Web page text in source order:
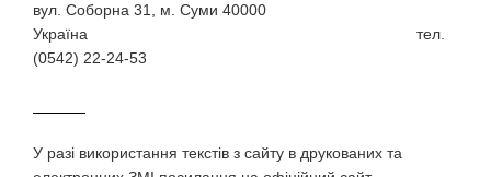
вул. Соборна 31, м. Суми 40000
Україна тел.
(0542) 22-24-53
У разi використання текстiв з сайту в друкованих та